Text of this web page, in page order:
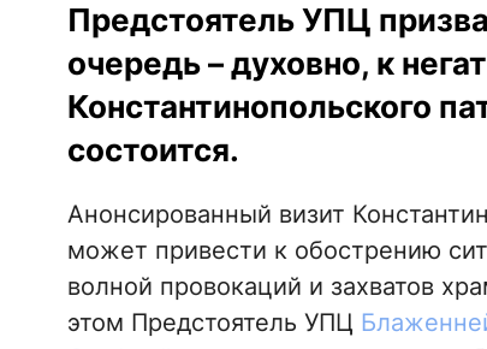
Предстоятель УПЦ
очередь – духовно, к
Константинопольского
состоится.
Анонсированный визит
может привести к обострению
волной провокаций и захватов
этом Предстоятель УПЦ